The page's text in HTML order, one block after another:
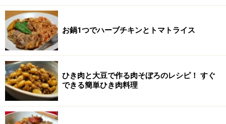
お鍋1つでハーブチキンとトマトライス
ひき肉と大豆で作る肉そぼろのレシピ！ すぐ
できる簡単ひき肉料理